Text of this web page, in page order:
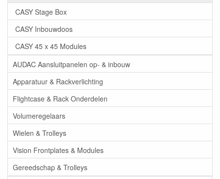
CASY Stage Box
CASY Inbouwdoos
CASY 45 x 45 Modules
AUDAC Aansluitpanelen op- & inbouw
Apparatuur & Rackverlichting
Flightcase & Rack Onderdelen
Volumeregelaars
Wielen & Trolleys
Vision Frontplates & Modules
Gereedschap & Trolleys